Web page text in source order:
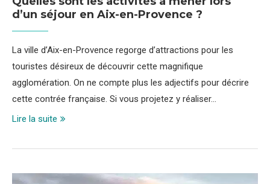
d’un séjour en Aix-en-Provence ?
La ville d’Aix-en-Provence regorge d’attractions pour les
touristes désireux de découvrir cette magnifique
agglomération. On ne compte plus les adjectifs pour décrire
cette contrée française. Si vous projetez y réaliser…
Lire la suite